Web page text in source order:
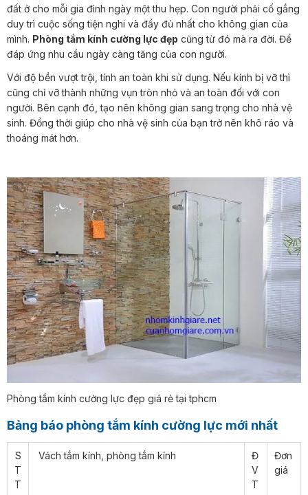
đất ở cho mỗi gia đình ngày một thu hẹp. Con người phải cố gắng
duy trì cuộc sống tiện nghi và đầy đủ nhất cho không gian của
mình. Phòng tắm kính cường lực đẹp cũng từ đó mà ra đời. Để
đáp ứng nhu cầu ngày càng tăng của con người.
Với độ bền vượt trội, tính an toàn khi sử dụng. Nếu kính bị vỡ thì
cũng chỉ vỡ thành những vụn tròn nhỏ và an toàn đối với con
người. Bên cạnh đó, tạo nên không gian sang trọng cho nhà vệ
sinh. Đồng thời giúp cho nhà vệ sinh của bạn trở nên khô ráo và
thoáng mát hơn.
Phòng tắm kính cường lực đẹp giá rẻ tại tphcm
Bảng báo phòng tắm kính cường lực mới nhất
S
T
T
Vách tắm kính, phòng tắm kính
Đ
V
T
Đơn
giá